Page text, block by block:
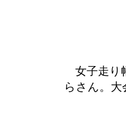
女子走り
らさん。